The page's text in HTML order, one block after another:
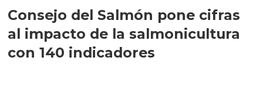
Consejo del Salmón pone cifras
al impacto de la salmonicultura
con 140 indicadores